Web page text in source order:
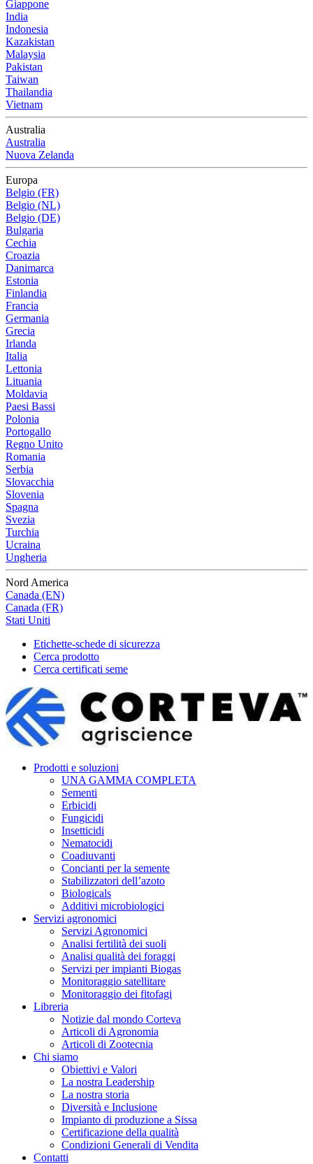
Giappone
India
Indonesia
Kazakistan
Malaysia
Pakistan
Taiwan
Thailandia
Vietnam
Australia
Australia
Nuova Zelanda
Europa
Belgio (FR)
Belgio (NL)
Belgio (DE)
Bulgaria
Cechia
Croazia
Danimarca
Estonia
Finlandia
Francia
Germania
Grecia
Irlanda
Italia
Lettonia
Lituania
Moldavia
Paesi Bassi
Polonia
Portogallo
Regno Unito
Romania
Serbia
Slovacchia
Slovenia
Spagna
Svezia
Turchia
Ucraina
Ungheria
Nord America
Canada (EN)
Canada (FR)
Stati Uniti
Etichette-schede di sicurezza
Cerca prodotto
Cerca certificati seme
Prodotti e soluzioni
UNA GAMMA COMPLETA
Sementi
Erbicidi
Fungicidi
Insetticidi
Nematocidi
Coadiuvanti
Concianti per la semente
Stabilizzatori dell’azoto
Biologicals
Additivi microbiologici
Servizi agronomici
Servizi Agronomici
Analisi fertilità dei suoli
Analisi qualità dei foraggi
Servizi per impianti Biogas
Monitoraggio satellitare
Monitoraggio dei fitofagi
Libreria
Notizie dal mondo Corteva
Articoli di Agronomia
Articoli di Zootecnia
Chi siamo
Obiettivi e Valori
La nostra Leadership
La nostra storia
Diversità e Inclusione
Impianto di produzione a Sissa
Certificazione della qualità
Condizioni Generali di Vendita
Contatti